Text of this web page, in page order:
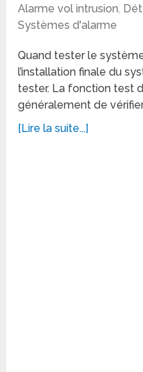
Alarme vol intrusion,
Systèmes d'alarme
Quand tester le
l’installation finale du
tester. La fonction test
généralement de
[Lire la suite...]